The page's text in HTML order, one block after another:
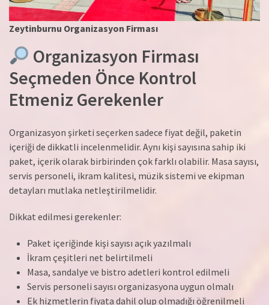
Zeytinburnu Organizasyon Firması
Organizasyon Firması
Seçmeden Önce Kontrol
Etmeniz Gerekenler
Organizasyon şirketi seçerken sadece fiyat değil, paketin
içeriği de dikkatli incelenmelidir. Aynı kişi sayısına sahip iki
paket, içerik olarak birbirinden çok farklı olabilir. Masa sayısı,
servis personeli, ikram kalitesi, müzik sistemi ve ekipman
detayları mutlaka netleştirilmelidir.
Dikkat edilmesi gerekenler:
Paket içeriğinde kişi sayısı açık yazılmalı
İkram çeşitleri net belirtilmeli
Masa, sandalye ve bistro adetleri kontrol edilmeli
Servis personeli sayısı organizasyona uygun olmalı
Ek hizmetlerin fiyata dahil olup olmadığı öğrenilmeli